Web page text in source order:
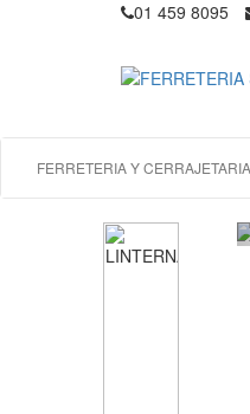
01 459 8095
FERRETERIA Y CERRAJETARIA